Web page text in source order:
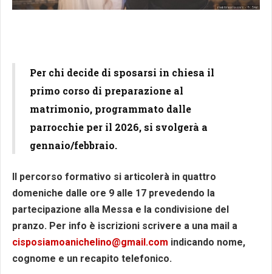
Per chi decide di sposarsi in chiesa il
primo corso di preparazione al
matrimonio, programmato dalle
parrocchie per il 2026, si svolgerà a
gennaio/febbraio.
Il percorso formativo si articolerà in quattro
domeniche dalle ore 9 alle 17 prevedendo la
partecipazione alla Messa e la condivisione del
pranzo. Per info è iscrizioni scrivere a una mail a
cisposiamoanichelino@gmail.com indicando nome,
cognome e un recapito telefonico.